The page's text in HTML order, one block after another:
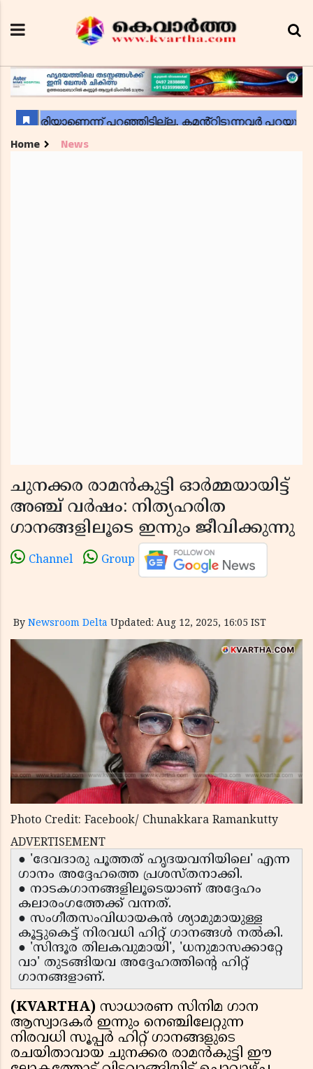
Home News
ചുനക്കര രാമൻകുട്ടി ഓർമ്മയായിട്ട്
അഞ്ച് വർഷം: നിത്യഹരിത
ഗാനങ്ങളിലൂടെ ഇന്നും ജീവിക്കുന്നു
Channel Group
By Newsroom Delta Updated: Aug 12, 2025, 16:05 IST
Photo Credit: Facebook/ Chunakkara Ramankutty
ADVERTISEMENT
● 'ദേവദാരു പൂത്തത് ഹൃദയവനിയിലെ' എന്ന
ഗാനം അദ്ദേഹത്തെ പ്രശസ്തനാക്കി.
● നാടകഗാനങ്ങളിലൂടെയാണ് അദ്ദേഹം
കലാരംഗത്തേക്ക് വന്നത്.
● സംഗീതസംവിധായകൻ ശ്യാമുമായുള്ള
കൂട്ടുകെട്ട് നിരവധി ഹിറ്റ് ഗാനങ്ങൾ നൽകി.
● 'സിന്ദൂര തിലകവുമായി', 'ധനുമാസക്കാറ്റേ
വാ' തുടങ്ങിയവ അദ്ദേഹത്തിൻ്റെ ഹിറ്റ്
ഗാനങ്ങളാണ്.
(KVARTHA) സാധാരണ സിനിമ ഗാന
ആസ്വാദകർ ഇന്നും നെഞ്ചിലേറ്റുന്ന
നിരവധി സൂപ്പർ ഹിറ്റ് ഗാനങ്ങളുടെ
രചയിതാവായ ചുനക്കര രാമൻകുട്ടി ഈ